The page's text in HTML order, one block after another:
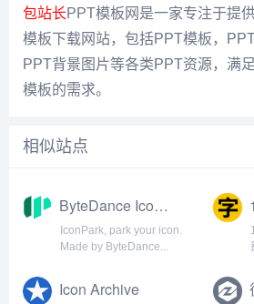
包站长PPT模板网是一家专注于提
模板下载网站，包括PPT模板，
PPT背景图片等各类PPT资源，满
模板的需求。
相似站点
ByteDance IconPark
IconPark, park your icon.
Made by ByteDance...
Icon Archive